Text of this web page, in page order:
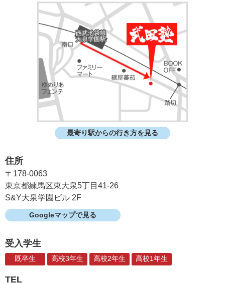
最寄り駅からの行き方を見る
住所
〒178-0063
東京都練馬区東大泉5丁目41-26
S&Y大泉学園ビル 2F
Googleマップで見る
受入学生
既卒生 高校3年生 高校2年生 高校1年生
TEL